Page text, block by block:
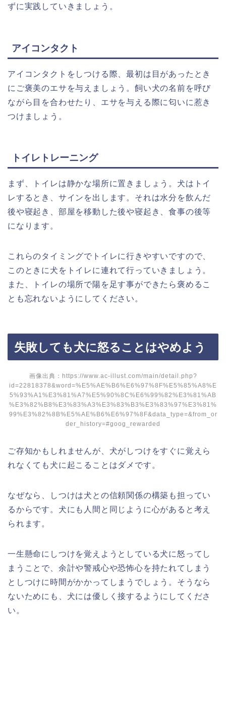
ずに実践していきましょう。
アイコンタクト
アイコンタクトをしつける際、最初は目があったとき
にご褒美のエサを与えましょう。飼い犬の名前を呼び
ながら目を合わせたり、エサを与える際に匂いに惹き
つけましょう。
トイレトレーニング
まず、トイレは静かな場所に置きましょう。犬はトイ
レするとき、サインを出します。それは水分を飲んだ
後や寝起き、 部屋を移動した後や寝起き、食事の後等
になります。
これらのタイミングでトイレに行きやすいですので、
このときに犬をトイレに連れて行っていきましょう。
また、トイレの場所で陽を足す事ができたら褒めるこ
とも忘れないようにしてください。
失敗しても犬に怒ることはやめよう
画像出典：https://www.ac-illust.com/main/detail.php?
id=22818378&word=%E5%AE%B6%E6%97%8F%E5%85%A8%E
5%93%A1%E3%81%A7%E5%90%8C%E6%99%82%E3%81%AB
%E3%82%B8%E3%83%A3%E3%83%B3%E3%83%97%E3%81%
99%E3%82%8B%E5%AE%B6%E6%97%8F&data_type=&from_or
der_history=#goog_rewarded
ご存知かもしれませんが、犬がしつけをすぐに覚えら
れなくても犬に起こることはダメです。
なぜなら、しつけは犬との信頼関係の構築も担ってい
るからです。犬にも人間と同じように心があると考え
られます。
一生懸命にしつけを覚えようとしている犬に怒ってし
まうことで、余計や警戒心や恐怖心を持たれてしまう
としつけに時間がかかってしまうでしょう。そうなら
ないためにも、犬には優しく接するようにしてくださ
い。